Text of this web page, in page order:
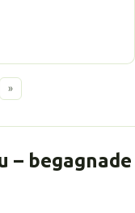
»
– begagnade